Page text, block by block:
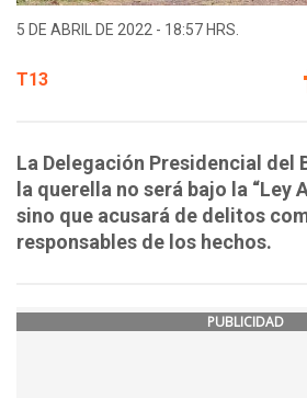
5 DE ABRIL DE 2022 - 18:57 HRS.
T13
La Delegación Presidencial del
la querella no será bajo la “Ley
sino que acusará de delitos
responsables de los hechos.
PUBLICIDAD